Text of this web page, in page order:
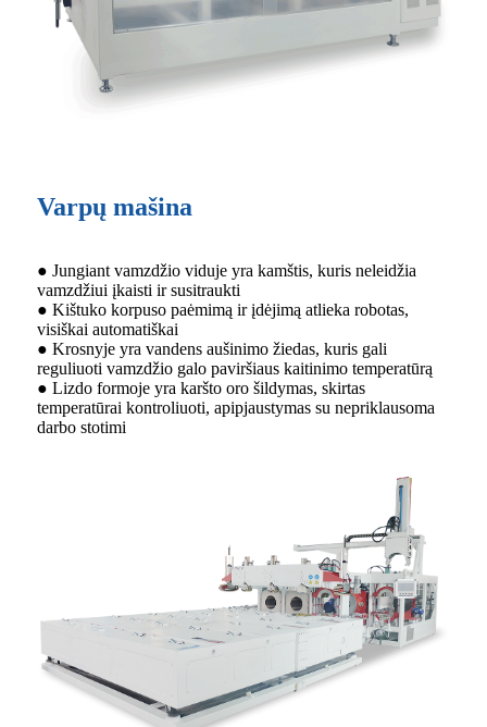
Varpų mašina
● Jungiant vamzdžio viduje yra kamštis, kuris neleidžia
vamzdžiui įkaisti ir susitraukti
● Kištuko korpuso paėmimą ir įdėjimą atlieka robotas,
visiškai automatiškai
● Krosnyje yra vandens aušinimo žiedas, kuris gali
reguliuoti vamzdžio galo paviršiaus kaitinimo temperatūrą
● Lizdo formoje yra karšto oro šildymas, skirtas
temperatūrai kontroliuoti, apipjaustymas su nepriklausoma
darbo stotimi